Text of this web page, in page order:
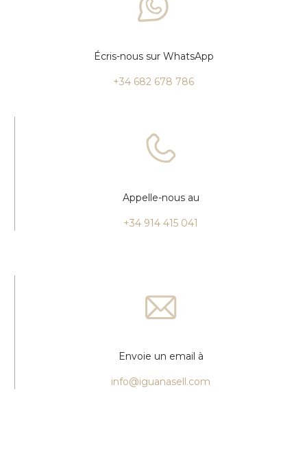
Écris-nous sur WhatsApp
+34 682 678 786
Appelle-nous au
+34 914 415 041
Envoie un email à
info@iguanasell.com